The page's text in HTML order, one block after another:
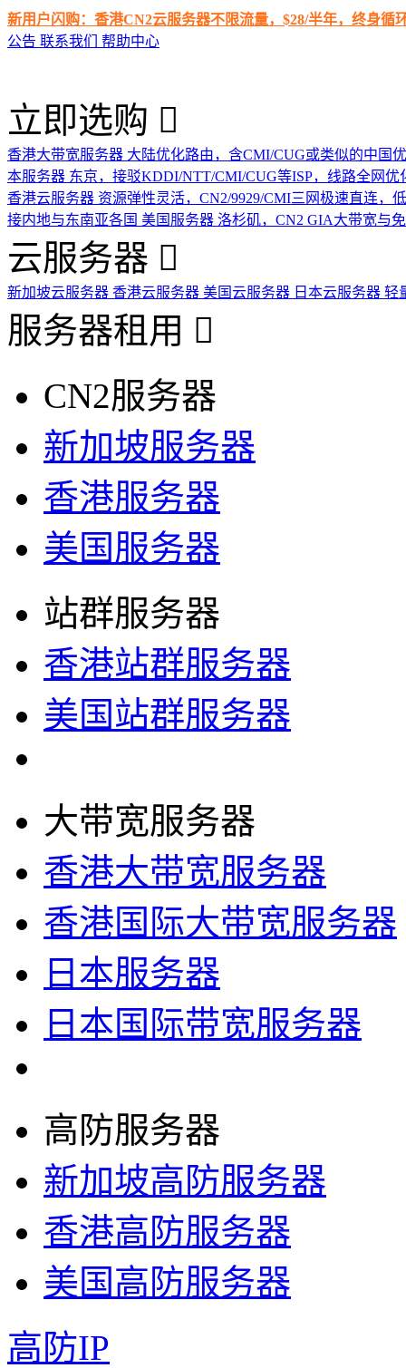
新用户闪购：香港CN2云服务器不限流量，$28/半年，终身循
公告 联系我们 帮助中心
立即选购
香港大带宽服务器 大陆优化路由，含CMI/CUG或类似的中国
本服务器 东京，接驳KDDI/NTT/CMI/CUG等ISP，线路全网优
香港云服务器 资源弹性灵活，CN2/9929/CMI三网极速直连，
接内地与东南亚各国 美国服务器 洛杉矶，CN2 GIA大带宽与
云服务器
新加坡云服务器 香港云服务器 美国云服务器 日本云服务器 轻
服务器租用
CN2服务器
新加坡服务器
香港服务器
美国服务器
站群服务器
香港站群服务器
美国站群服务器
大带宽服务器
香港大带宽服务器
香港国际大带宽服务器
日本服务器
日本国际带宽服务器
高防服务器
新加坡高防服务器
香港高防服务器
美国高防服务器
高防IP